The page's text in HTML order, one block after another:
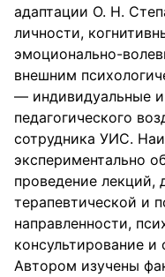
адаптации О. Н.
личности,
эмоционально-
внешним
— индивидуальные
педагогического
сотрудника УИС.
экспериментально
проведение лекций,
терапевтической и
направленности,
консультирование и
Автором изучены